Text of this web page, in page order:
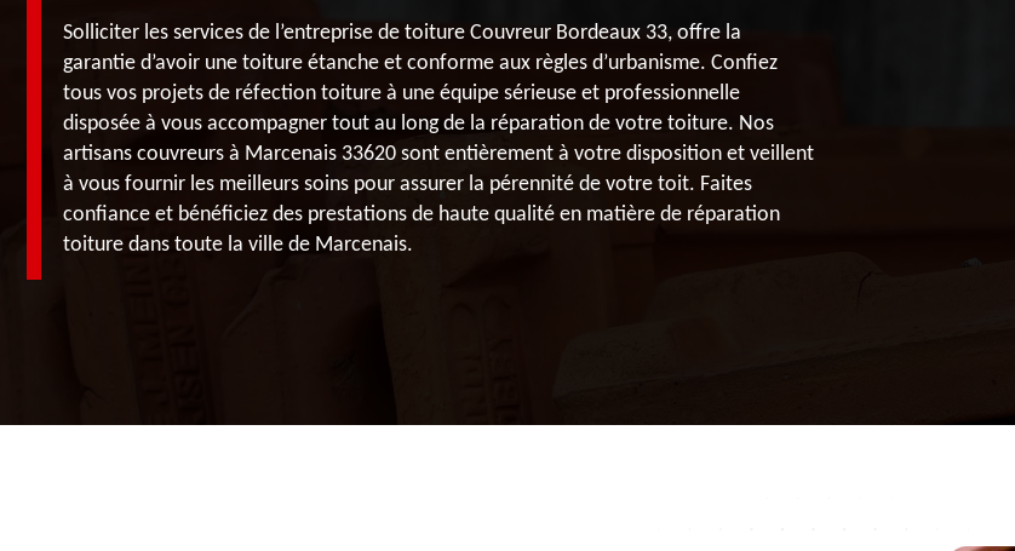
Solliciter les services de l’entreprise de toiture Couvreur Bordeaux 33, offre la
garantie d’avoir une toiture étanche et conforme aux règles d’urbanisme. Confiez
tous vos projets de réfection toiture à une équipe sérieuse et professionnelle
disposée à vous accompagner tout au long de la réparation de votre toiture. Nos
artisans couvreurs à Marcenais 33620 sont entièrement à votre disposition et veillent
à vous fournir les meilleurs soins pour assurer la pérennité de votre toit. Faites
confiance et bénéficiez des prestations de haute qualité en matière de réparation
toiture dans toute la ville de Marcenais.